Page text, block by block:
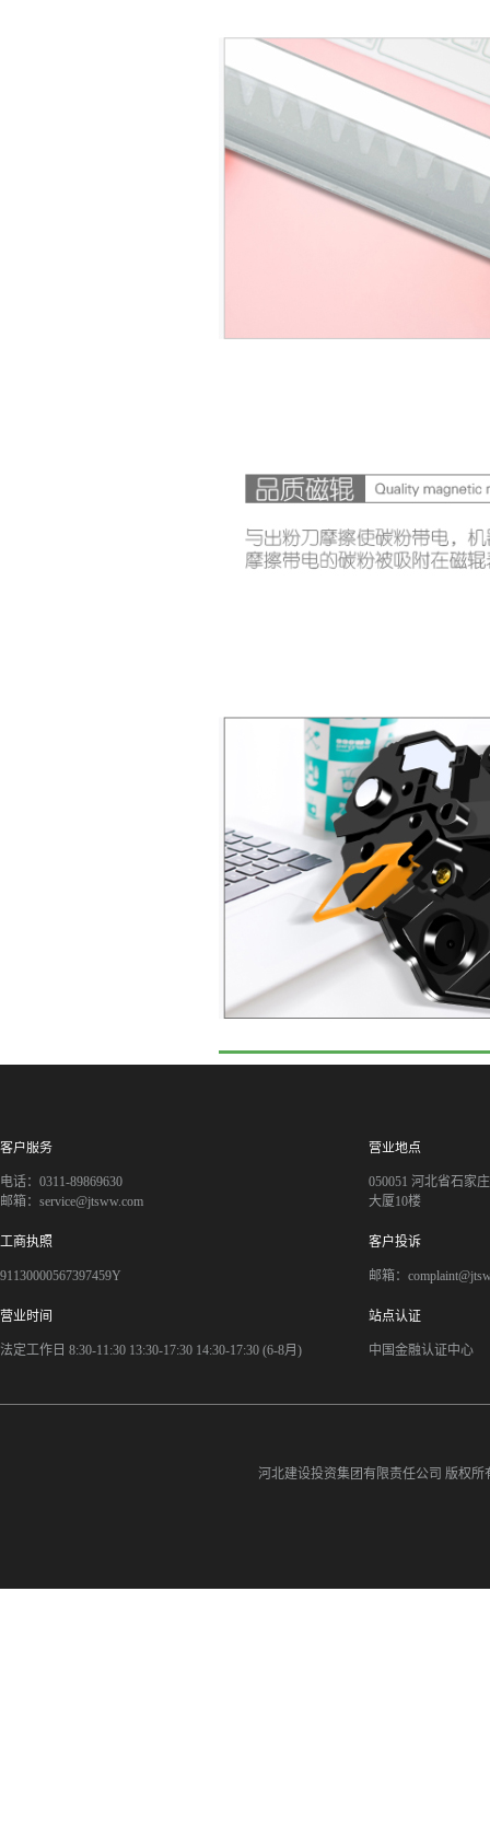
客户服务
电话：0311-89869630
邮箱：service@jtsww.com
营业地点
050051 河北省石家
大厦10楼
工商执照
91130000567397459Y
客户投诉
邮箱：
营业时间
法定工作日 8:30-11:30 13:30-17:30 14:30-17:30 (6-8月)
站点认证
中国金融认证中心
河北建设投资集团有限责任公司 版权所